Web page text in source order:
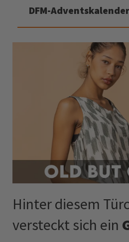
DFM-
Hinter diesem
versteckt sich ein